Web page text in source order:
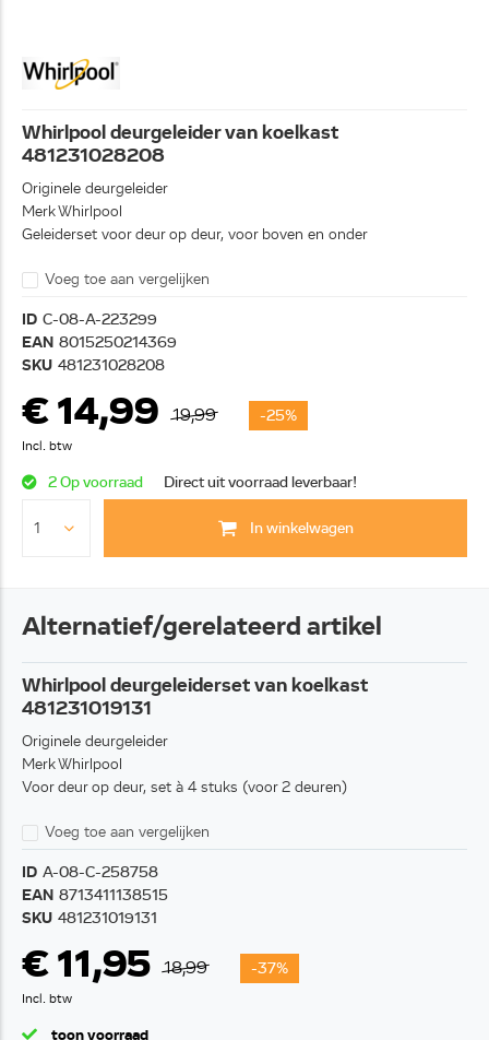
Whirlpool deurgeleider van koelkast
481231028208
Originele deurgeleider
Merk Whirlpool
Geleiderset voor deur op deur, voor boven en onder
Voeg toe aan vergelijken
ID C-08-A-223299
EAN 8015250214369
SKU 481231028208
€ 14,99 19,99 -25%
Incl. btw
2 Op voorraad Direct uit voorraad leverbaar!
In winkelwagen
Alternatief/gerelateerd artikel
Whirlpool deurgeleiderset van koelkast
481231019131
Originele deurgeleider
Merk Whirlpool
Voor deur op deur, set à 4 stuks (voor 2 deuren)
Voeg toe aan vergelijken
ID A-08-C-258758
EAN 8713411138515
SKU 481231019131
€ 11,95 18,99 -37%
Incl. btw
toon voorraad